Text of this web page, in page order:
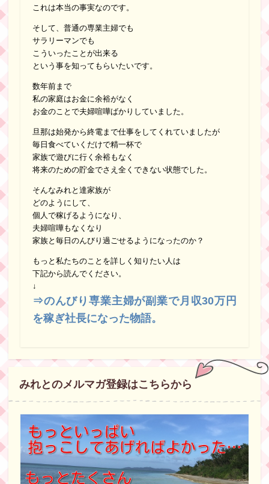
これは本当の事実なのです。
そして、普通の専業主婦でも
サラリーマンでも
こういったことが出来る
という事を知ってもらいたいです。
数年前まで
私の家庭はお金に余裕がなく
お金のことで夫婦喧嘩ばかりしていました。
旦那は始発から終電まで仕事をしてくれていましたが
毎日食べていくだけで精一杯で
家族で遊びに行く余裕もなく
将来のための貯金でさえ全くできない状態でした。
そんなみれと達家族が
どのようにして、
個人で稼げるようになり、
夫婦喧嘩もなくなり
家族と毎日のんびり過ごせるようになったのか？
もっと私たちのことを詳しく知りたい人は
下記から読んでください。
↓
⇒のんびり専業主婦が副業で月収30万円
を稼ぎ社長になった物語。
みれとのメルマガ登録はこちらから